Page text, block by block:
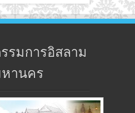
รมการอิสลาม
หานคร